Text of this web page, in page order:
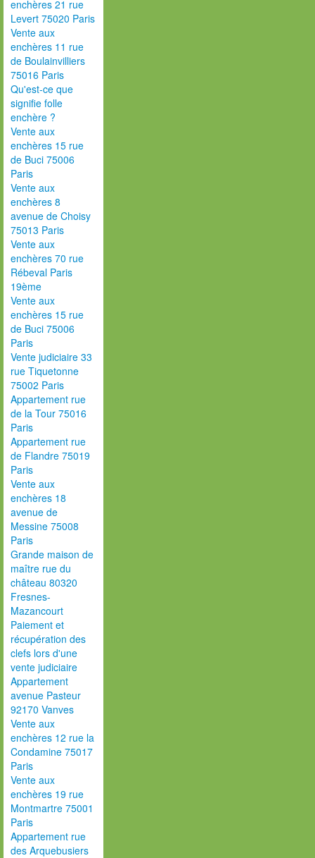
enchères 21 rue
Levert 75020 Paris
Vente aux
enchères 11 rue
de Boulainvilliers
75016 Paris
Qu'est-ce que
signifie folle
enchère ?
Vente aux
enchères 15 rue
de Buci 75006
Paris
Vente aux
enchères 8
avenue de Choisy
75013 Paris
Vente aux
enchères 70 rue
Rébeval Paris
19ème
Vente aux
enchères 15 rue
de Buci 75006
Paris
Vente judiciaire 33
rue Tiquetonne
75002 Paris
Appartement rue
de la Tour 75016
Paris
Appartement rue
de Flandre 75019
Paris
Vente aux
enchères 18
avenue de
Messine 75008
Paris
Grande maison de
maître rue du
château 80320
Fresnes-
Mazancourt
Paiement et
récupération des
clefs lors d'une
vente judiciaire
Appartement
avenue Pasteur
92170 Vanves
Vente aux
enchères 12 rue la
Condamine 75017
Paris
Vente aux
enchères 19 rue
Montmartre 75001
Paris
Appartement rue
des Arquebusiers